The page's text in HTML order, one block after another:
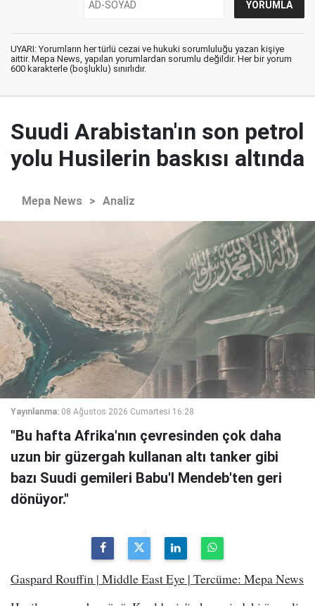
UYARI: Yorumların her türlü cezai ve hukuki sorumluluğu yazan kişiye
aittir. Mepa News, yapılan yorumlardan sorumlu değildir. Her bir yorum
600 karakterle (boşluklu) sınırlıdır.
Suudi Arabistan'ın son petrol
yolu Husilerin baskısı altında
Mepa News > Analiz
Yayınlanma: 08 Ağustos 2026 Cumartesi 16:28
"Bu hafta Afrika'nın çevresinden çok daha
uzun bir güzergah kullanan altı tanker gibi
bazı Suudi gemileri Babu'l Mendeb'ten geri
dönüyor."
Gaspard Rouffin | Middle East Eye | Tercüme: Mepa News